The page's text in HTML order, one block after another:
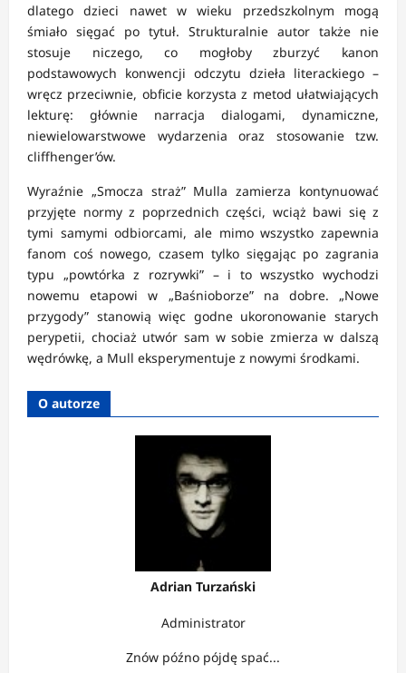
dlatego dzieci nawet w wieku przedszkolnym mogą
śmiało sięgać po tytuł. Strukturalnie autor także nie
stosuje niczego, co mogłoby zburzyć kanon
podstawowych konwencji odczytu dzieła literackiego –
wręcz przeciwnie, obficie korzysta z metod ułatwiających
lekturę: głównie narracja dialogami, dynamiczne,
niewielowarstwowe wydarzenia oraz stosowanie tzw.
cliffhenger’ów.
Wyraźnie „Smocza straż” Mulla zamierza kontynuować
przyjęte normy z poprzednich części, wciąż bawi się z
tymi samymi odbiorcami, ale mimo wszystko zapewnia
fanom coś nowego, czasem tylko sięgając po zagrania
typu „powtórka z rozrywki” – i to wszystko wychodzi
nowemu etapowi w „Baśnioborze” na dobre. „Nowe
przygody” stanowią więc godne ukoronowanie starych
perypetii, chociaż utwór sam w sobie zmierza w dalszą
wędrówkę, a Mull eksperymentuje z nowymi środkami.
O autorze
Adrian Turzański
Administrator
Znów późno pójdę spać...